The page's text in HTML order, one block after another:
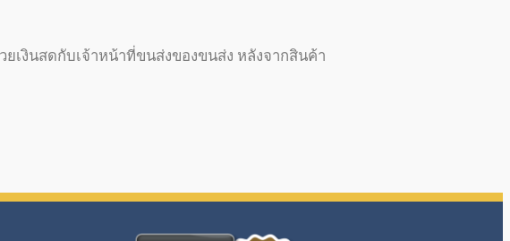
เงินสดกับเจ้าหน้าที่ขนส่งของขนส่ง หลังจากสินค้า